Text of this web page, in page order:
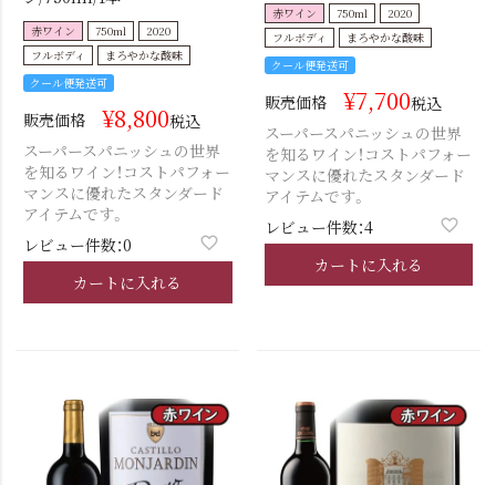
赤ワイン 750ml
2020
フルボディ
まろやかな酸味
クール便発送可
販売価格 ¥8,800税込
スーパースパニッシュの世界
を知るワイン！コストパフォー
マンスに優れたスタンダード
アイテムです。
レビュー件数：0
カートに入れる
赤ワイン 750ml
2020
フルボディ
まろやかな酸味
クール便発送可
販売価格 ¥7,700税込
スーパースパニッシュの世界
を知るワイン！コストパフォー
マンスに優れたスタンダード
アイテムです。
レビュー件数：4
カートに入れる